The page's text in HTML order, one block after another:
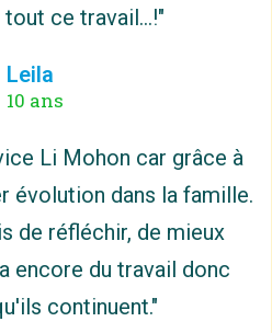
ce travail...!"
Leila
10 ans
Li Mohon car grâce à
évolution dans la famille.
de réfléchir, de mieux
encore du travail donc
continuent."